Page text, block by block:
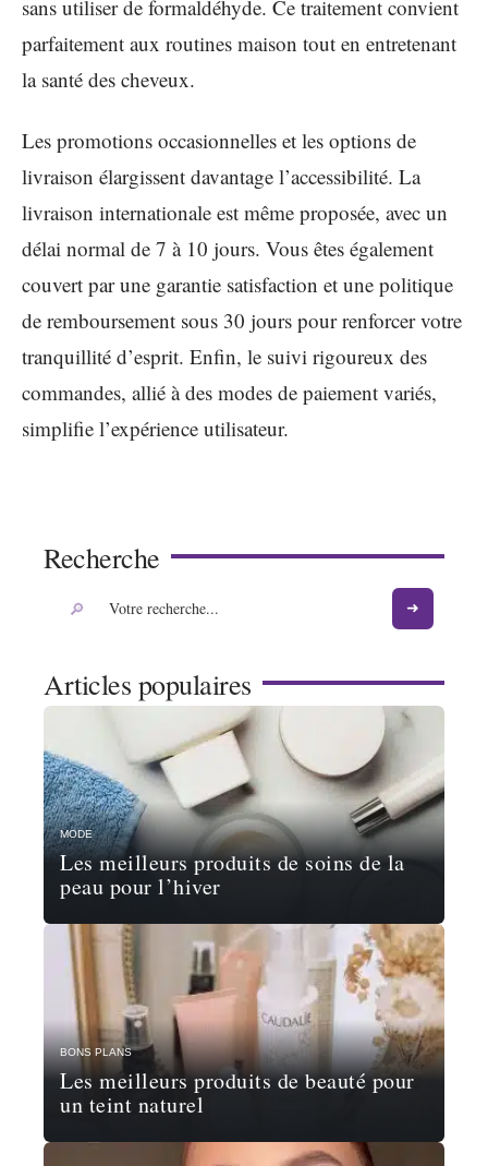
sans utiliser de formaldéhyde. Ce traitement convient
parfaitement aux routines maison tout en entretenant
la santé des cheveux.
Les promotions occasionnelles et les options de
livraison élargissent davantage l’accessibilité. La
livraison internationale est même proposée, avec un
délai normal de 7 à 10 jours. Vous êtes également
couvert par une garantie satisfaction et une politique
de remboursement sous 30 jours pour renforcer votre
tranquillité d’esprit. Enfin, le suivi rigoureux des
commandes, allié à des modes de paiement variés,
simplifie l’expérience utilisateur.
Recherche
Articles populaires
MODE
Les meilleurs produits de soins de la
peau pour l’hiver
BONS PLANS
Les meilleurs produits de beauté pour
un teint naturel